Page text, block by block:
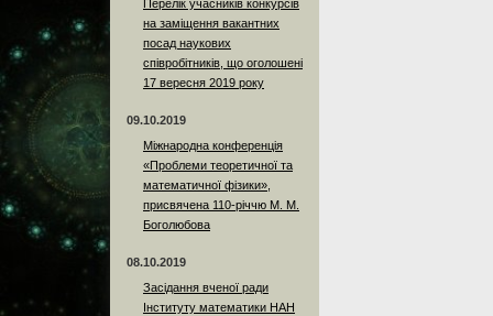
Перелік учасників конкурсів
на заміщення вакантних
посад наукових
співробітників, що оголошені
17 вересня 2019 року
09.10.2019
Міжнародна конференція
«Проблеми теоретичної та
математичної фізики»,
присвячена 110-річчю М. М.
Боголюбова
08.10.2019
Засідання вченої ради
Інституту математики НАН